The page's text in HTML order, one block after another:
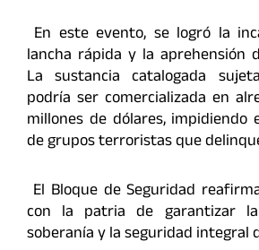
En este evento, se logró la
lancha rápida y la aprehensión
La sustancia catalogada
podría ser comercializada en
millones de dólares, impidiendo
de grupos terroristas que
El Bloque de Seguridad
con la patria de garantizar
soberanía y la seguridad integral